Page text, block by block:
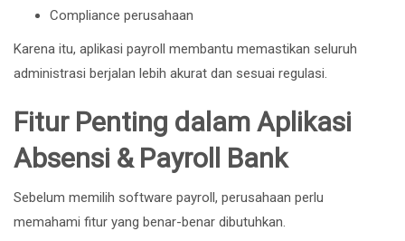
Compliance perusahaan
Karena itu, aplikasi payroll membantu memastikan seluruh
administrasi berjalan lebih akurat dan sesuai regulasi.
Fitur Penting dalam Aplikasi
Absensi & Payroll Bank
Sebelum memilih software payroll, perusahaan perlu
memahami fitur yang benar-benar dibutuhkan.